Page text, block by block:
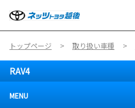
トップページ 取り扱い車種
RAV4
MENU